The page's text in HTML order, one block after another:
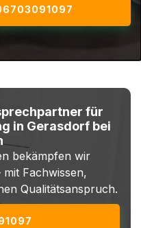
für
in Gerasdorf bei
bekämpfen wir
Fachwissen,
Qualitätsanspruch.